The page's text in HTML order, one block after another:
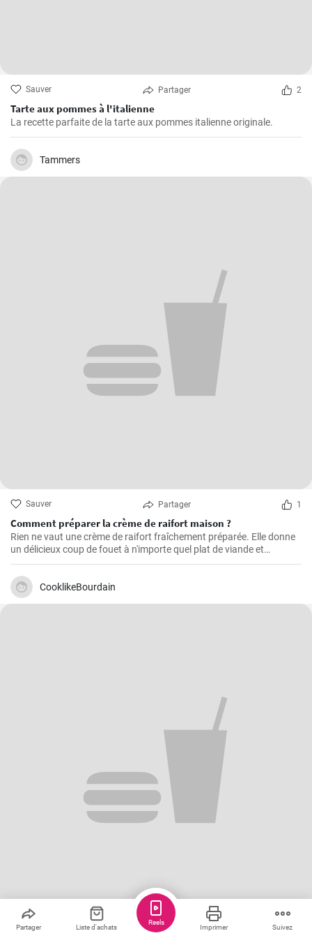
Sauver Partager 2
Tarte aux pommes à l'italienne
La recette parfaite de la tarte aux pommes italienne originale.
Tammers
Sauver Partager 1
Comment préparer la crème de raifort maison ?
Rien ne vaut une crème de raifort fraîchement préparée. Elle donne
un délicieux coup de fouet à n'importe quel plat de viande et
constitue un excellent condiment pour les sandwichs.
CooklikeBourdain
Sauver Partager
Partager Liste d'achats Imprimer Suivez
Reels